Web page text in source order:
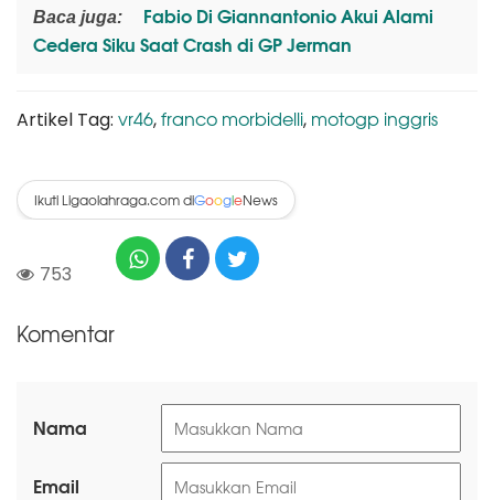
Baca juga:
Fabio Di Giannantonio Akui Alami
Cedera Siku Saat Crash di GP Jerman
Artikel Tag: vr46,franco morbidelli, motogp inggris
Ikuti Ligaolahraga.com diGoogleNews
753
Komentar
Nama
Email